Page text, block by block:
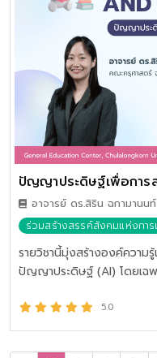
ปัญญาประดิษฐ์เพื่อการ
อาจารย์ ดร.สิริน ฉกามานนท์
ร่วมสร้างสรรค์สังคมแห่งการ
รายวิชานี้มุ่งสร้างองค์ความรู้
ปัญญาประดิษฐ์ (AI) โดยเฉพ
อย่างมีประสิทธิภาพ เนื้อหา
Models (LLMs) และ
5.0